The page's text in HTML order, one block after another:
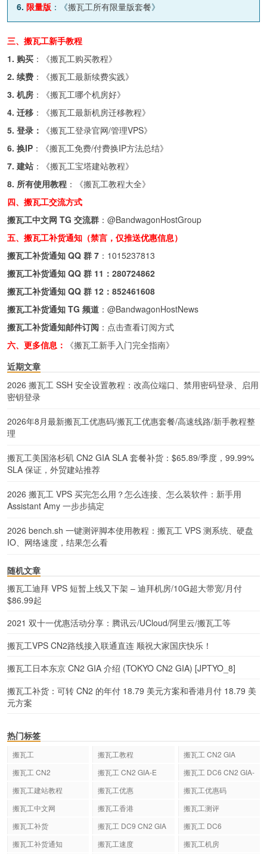
6. 限量版 ：《搬瓦工所有限量版套餐》
三、搬瓦工新手教程
1. 购买 ：《搬瓦工购买教程》
2. 续费 ：《搬瓦工最新续费实践》
3. 机房 ：《搬瓦工哪个机房好》
4. 迁移 ：《搬瓦工最新机房迁移教程》
5. 登录：
《搬瓦工登录官网/管理VPS》
6. 换IP ：《搬瓦工免费/付费换IP方法总结》
7. 建站 ：《搬瓦工宝塔建站教程》
8. 所有使用教程 ：《搬瓦工教程大全》
四、搬瓦工交流方式
搬瓦工中文网 TG 交流群 ： @BandwagonHostGroup
五、搬瓦工补货通知（禁言，仅推送优惠信息）
搬瓦工补货通知 QQ 群 7 ： 1015237813
搬瓦工补货通知 QQ 群 11： 280724862
搬瓦工补货通知 QQ 群 12： 852461608
搬瓦工补货通知 TG 频道 ： @BandwagonHostNews
搬瓦工补货通知邮件订阅 ： 点击查看订阅方式
六、更多信息：
《搬瓦工新手入门完全指南》
近期文章
2026 搬瓦工 SSH 安全设置教程：改高位端口、禁用密码登录、启用
密钥登录
2026年8月最新搬瓦工优惠码/搬瓦工优惠套餐/高速线路/新手教程整
理
搬瓦工美国洛杉矶 CN2 GIA SLA 套餐补货：$65.89/季度，99.99%
SLA 保证，外贸建站推荐
2026 搬瓦工 VPS 买完怎么用？怎么连接、怎么装软件：新手用
Assistant Amy 一步步搞定
2026 bench.sh 一键测评脚本使用教程：搬瓦工 VPS 测系统、硬盘
IO、网络速度，结果怎么看
随机文章
搬瓦工迪拜 VPS 短暂上线又下架 – 迪拜机房/10G超大带宽/月付
$86.99起
2021 双十一优惠活动分享：腾讯云/UCloud/阿里云/搬瓦工等
搬瓦工VPS CN2路线接入联通直连 顺祝大家国庆快乐！
搬瓦工日本东京 CN2 GIA 介绍 (TOKYO CN2 GIA) [JPTYO_8]
搬瓦工补货：可转 CN2 的年付 18.79 美元方案和香港月付 18.79 美
元方案
热门标签
搬瓦工 搬瓦工教程
搬瓦工 CN2 GIA
搬瓦工 CN2
搬瓦工 CN2 GIA-E
搬瓦工 DC6 CN2 GIA-
搬瓦工建站教程 搬瓦工优惠
搬瓦工优惠码
搬瓦工中文网
搬瓦工香港
搬瓦工测评
搬瓦工补货
搬瓦工 DC9 CN2 GIA
搬瓦工 DC6
搬瓦工补货通知
搬瓦工速度 搬瓦工机房